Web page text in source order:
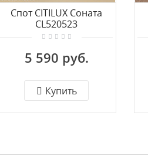
Спот CITILUX Соната
CL520523
5 590 руб.
Купить